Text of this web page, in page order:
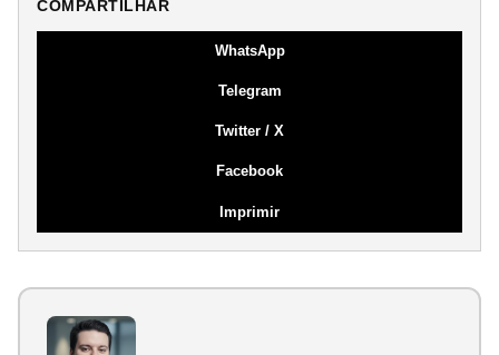
COMPARTILHAR
WhatsApp
Telegram
Twitter / X
Facebook
Imprimir